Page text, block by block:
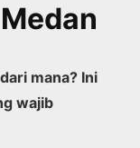
mana? Ini
wajib